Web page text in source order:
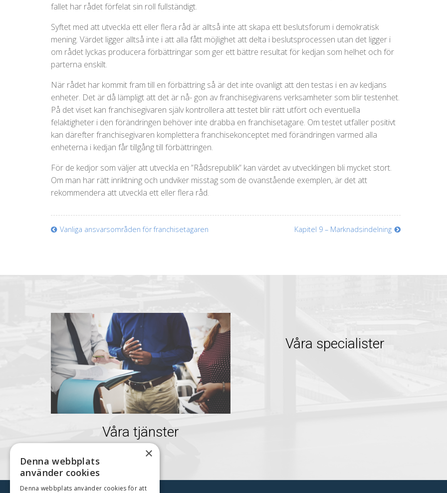
fallet har rådet förfelat sin roll fullständigt.
Syftet med att utveckla ett eller flera råd är alltså inte att skapa ett beslutsforum i demokratisk
mening. Värdet ligger alltså inte i att alla fått möjlighet att delta i beslutsprocessen utan det ligger i
om rådet lyckas producera förbättringar som ger ett bättre resultat för kedjan som helhet och för
parterna enskilt.
När rådet har kommit fram till en förbättring så är det inte ovanligt att den testas i en av kedjans
enheter. Det är då lämpligt att det är nå- gon av franchisegivarens verksamheter som blir testenhet.
På det viset kan franchisegivaren själv kontrollera att testet blir rätt utfört och eventuella
felaktigheter i den förändringen behöver inte drabba en franchisetagare. Om testet utfaller positivt
kan därefter franchisegivaren komplettera franchisekonceptet med förändringen varmed alla
enheterna i kedjan får tillgång till förbättringen.
För de kedjor som väljer att utveckla en ”Rådsrepublik” kan värdet av utvecklingen bli mycket stort.
Om man har rätt inriktning och undviker misstag som de ovanstående exemplen, är det att
rekommendera att utveckla ett eller flera råd.
Vanliga ansvarsområden för franchisetagaren Kapitel 9 – Marknadsindelning
Våra tjänster
Våra specialister
×
Denna webbplats
använder cookies
Denna webbplats använder cookies för att